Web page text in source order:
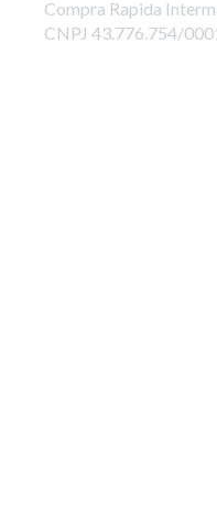
Compra Rapida
CNPJ 43.776.754/